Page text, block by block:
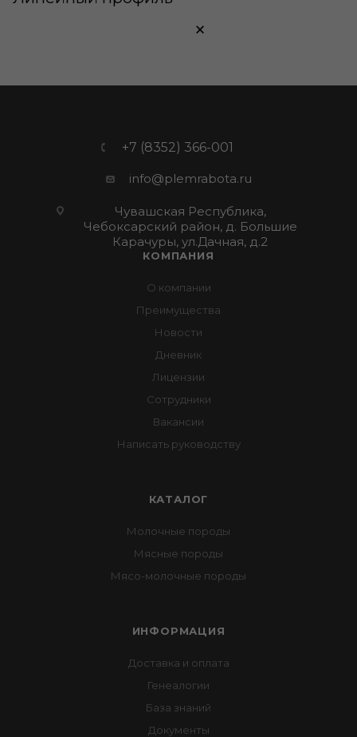
+7 (8352) 366-001
info@plemrabota.ru
Чувашская Республика,
Чебоксарский район, д. Большие
Карачуры, ул.Дачная, д.2
КОМПАНИЯ
О компании
Преимущества
Новости
Дневник
Лицензии
Сотрудники
Вакансии
Написать руководству
КАТАЛОГ
Молочные породы
Мясные породы
Мясо-молочные породы
ИНФОРМАЦИЯ
Доставка и оплата
Генеалогии
База знаний
Документы
×